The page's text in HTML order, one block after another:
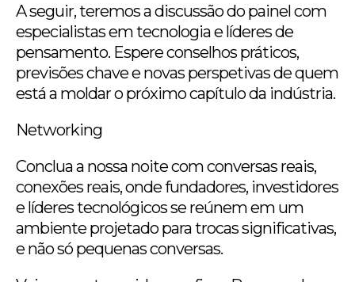
A seguir, teremos a discussão do painel com
especialistas em tecnologia e líderes de
pensamento. Espere conselhos práticos,
previsões chave e novas perspetivas de quem
está a moldar o próximo capítulo da indústria.
Networking
Conclua a nossa noite com conversas reais,
conexões reais, onde fundadores, investidores
e líderes tecnológicos se reúnem em um
ambiente projetado para trocas significativas,
e não só pequenas conversas.